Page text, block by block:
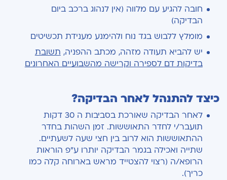
חובה להגיע עם מלווה (אין לנהוג ברכב ביום
הבדיקה)
מומלץ ללבוש בגד נוח ולהימנע מענידת תכשיטים
יש להביא תעודה מזהה, מכתב ההפניה, תשובת
בדיקות דם לספירה וקרישה מהשבועיים האחרונים
כיצד להתנהל לאחר הבדיקה?
לאחר הבדיקה שאורכת בסביבות ה 30 דקות
תועבר/י לחדר התאוששות. זמן השהות בחדר
ההתאוששות הוא לרוב בין חצי שעה לשעתיים.
שתייה ואכילה בגמר הבדיקה יותרו ע"פ הוראות
הרופא/ה (רצוי להצטייד מראש בארוחה קלה כמו
כריך).